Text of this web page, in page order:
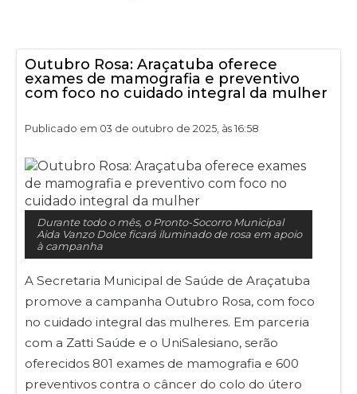
Outubro Rosa: Araçatuba oferece
exames de mamografia e preventivo
com foco no cuidado integral da mulher
Publicado em 03 de outubro de 2025, às 16:58
Durante todo o mês, o Pronto-Socorro Municipal
Aida Vanzo Dolce ficará iluminado de rosa em apoio
à campanha
A Secretaria Municipal de Saúde de Araçatuba
promove a campanha Outubro Rosa, com foco
no cuidado integral das mulheres. Em parceria
com a Zatti Saúde e o UniSalesiano, serão
oferecidos 801 exames de mamografia e 600
preventivos contra o câncer do colo do útero